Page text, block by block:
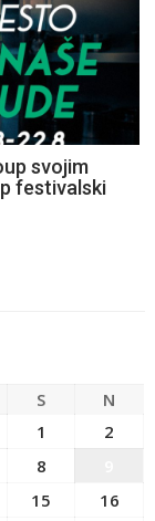
svojim
festivalski
S
N
1
2
8
15
16